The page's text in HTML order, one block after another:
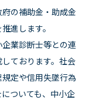
の補助金・助成金
進します。
業診断士等との連
ております。社会
定や信用失墜行為
ついても、中小企